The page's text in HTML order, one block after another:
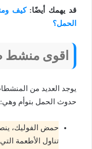
قد يهمك أيضًا:كيف
الحمل؟
اقوى منشط
يوجد العديد من
حدوث الحمل بتوأم وهي:
حمض الفوليك،
تناول الأطعمة